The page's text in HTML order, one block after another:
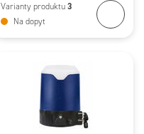
Varianty produktu 3
Na dopyt